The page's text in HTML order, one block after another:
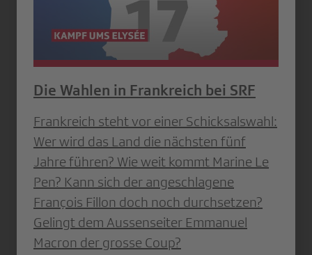
Die Wahlen in Frankreich bei SRF
Frankreich steht vor einer Schicksalswahl:
Wer wird das Land die nächsten fünf
Jahre führen? Wie weit kommt Marine Le
Pen? Kann sich der angeschlagene
François Fillon doch noch durchsetzen?
Gelingt dem Aussenseiter Emmanuel
Macron der grosse Coup?